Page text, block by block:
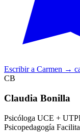
Escribir a Carmen →
CB
Claudia Bonilla
Psicóloga UCE +
Psicopedagogía